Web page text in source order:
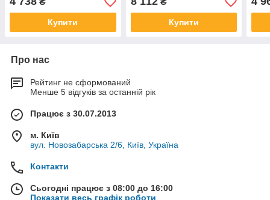
Купити Купити
Про нас
Рейтинг не сформований
Менше 5 відгуків за останній рік
Працює з 30.07.2013
м. Київ
вул. Новозабарська 2/6, Київ, Україна
Контакти
Сьогодні працює з 08:00 до 16:00
Показати весь графік роботи